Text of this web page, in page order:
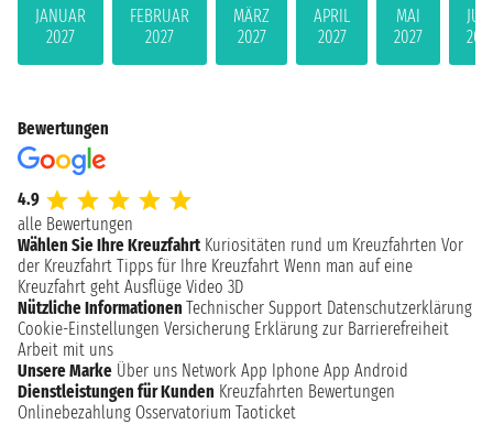
JANUAR
2027
FEBRUAR
2027
MÄRZ
2027
APRIL
2027
MAI
2027
Bewertungen
4.9
alle Bewertungen
Wählen Sie Ihre Kreuzfahrt Kuriositäten rund um Kreuzfahrten Vor
der Kreuzfahrt Tipps für Ihre Kreuzfahrt Wenn man auf eine
Kreuzfahrt geht Ausflüge Video 3D
Nützliche Informationen Technischer Support Datenschutzerklärung
Cookie-Einstellungen Versicherung Erklärung zur Barrierefreiheit
Arbeit mit uns
Unsere Marke Über uns Network App Iphone App Android
Dienstleistungen für Kunden Kreuzfahrten Bewertungen
Onlinebezahlung Osservatorium Taoticket